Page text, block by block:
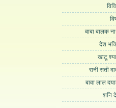
बाबा बालक
देश
खाटू
रानी सती
बावा लाल
शनि